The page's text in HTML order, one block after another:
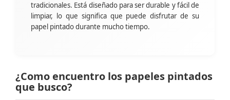
tradicionales. Está diseñado para ser durable y fácil de
limpiar, lo que significa que puede disfrutar de su
papel pintado durante mucho tiempo.
¿Como encuentro los papeles pintados
que busco?